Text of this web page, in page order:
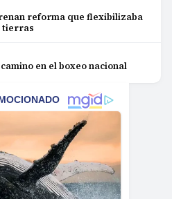
reforma que flexibilizaba
tierras
en el boxeo nacional